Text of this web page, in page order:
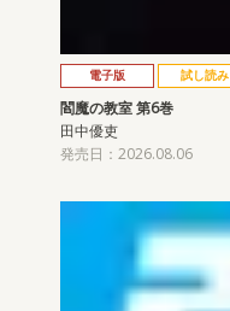
電子版 試し読み
閻魔の教室 第6巻
田中優吏
発売日：2026.08.06